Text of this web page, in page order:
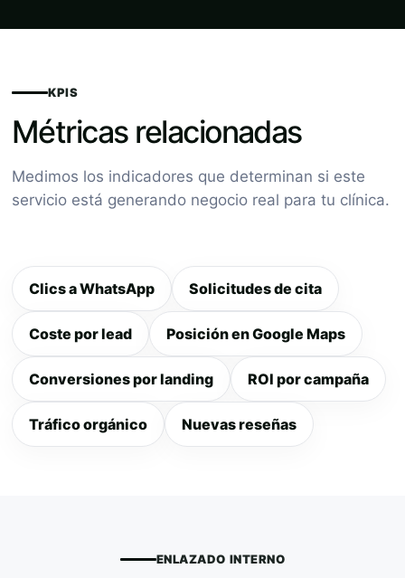
KPIS
Métricas relacionadas
Medimos los indicadores que determinan si este
servicio está generando negocio real para tu clínica.
Clics a WhatsApp Solicitudes de cita
Coste por lead Posición en Google Maps
Conversiones por landing ROI por campaña
Tráfico orgánico Nuevas reseñas
ENLAZADO INTERNO